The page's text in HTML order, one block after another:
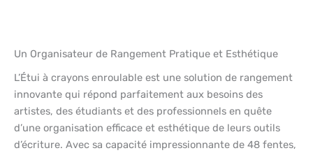
Un Organisateur de Rangement Pratique et Esthétique
L’Étui à crayons enroulable est une solution de rangement
innovante qui répond parfaitement aux besoins des
artistes, des étudiants et des professionnels en quête
d’une organisation efficace et esthétique de leurs outils
d’écriture. Avec sa capacité impressionnante de 48 fentes,